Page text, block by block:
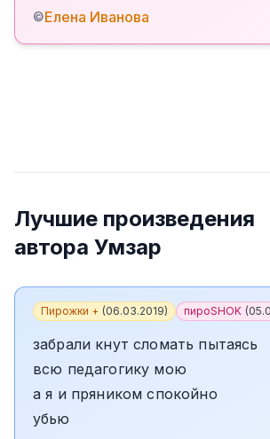
©Елена Иванова
Лучшие произведения
автора Умзар
Пирожки + (06.03.2019) пироSHOK (
забрали кнут сломать пытаясь
всю педагогику мою
а я и пряником спокойно
убью